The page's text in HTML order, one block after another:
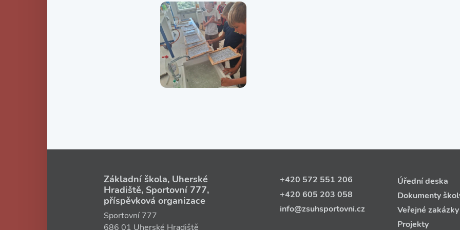
Základní škola, Uherské
Hradiště, Sportovní 777,
příspěvková organizace
Sportovní 777
686 01 Uherské Hradiště
+420 572 551 206
+420 605 203 058
info@zsuhsportovni.cz
Úřední deska
Dokumenty
Veřejné zakázky
Projekty